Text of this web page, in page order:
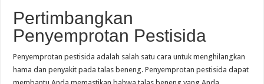
Pertimbangkan
Penyemprotan Pestisida
Penyemprotan pestisida adalah salah satu cara untuk menghilangkan
hama dan penyakit pada talas beneng. Penyemprotan pestisida dapat